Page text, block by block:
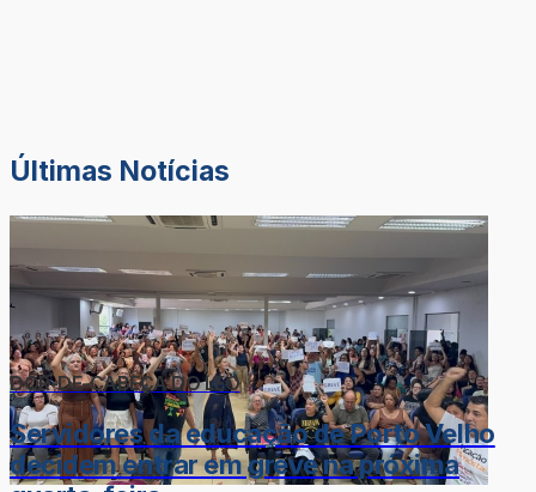
Últimas Notícias
DOR-DE-CABEÇA DO LÉO
Servidores da educação de Porto Velho
decidem entrar em greve na próxima